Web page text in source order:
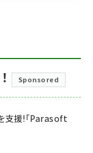
Sponsored
支援!「Parasoft